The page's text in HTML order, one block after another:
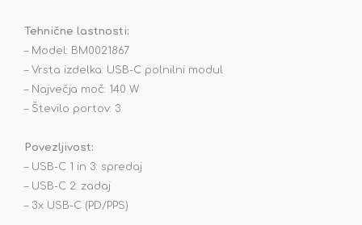
Tehnične lastnosti:
– Model: BM0021867
– Vrsta izdelka: USB-C polnilni modul
– Največja moč: 140 W
– Število portov: 3
Povezljivost:
– USB-C 1 in 3: spredaj
– USB-C 2: zadaj
– 3x USB-C (PD/PPS)